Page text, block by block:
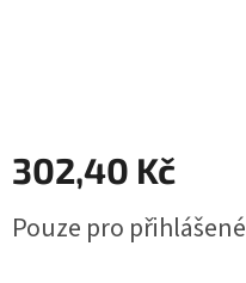
302,40 Kč
cena:
Pouze pro přihlášené